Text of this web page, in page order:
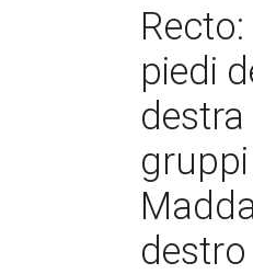
piedi